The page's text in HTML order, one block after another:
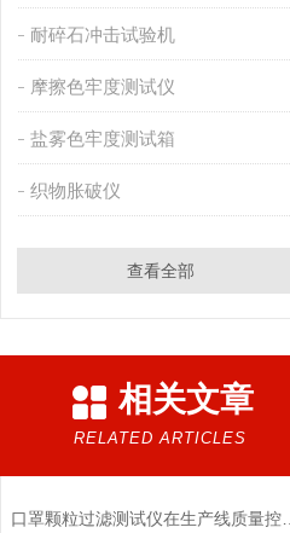
耐碎石冲击试验机
摩擦色牢度测试仪
盐雾色牢度测试箱
织物胀破仪
查看全部
相关文章
RELATED ARTICLES
口罩颗粒过滤测试仪在生产线质量控制与研发筛选中的实战价值